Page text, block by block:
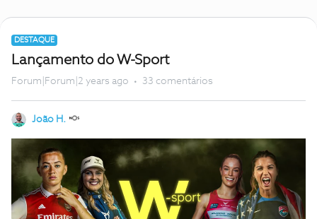
DESTAQUE
Lançamento do W-Sport
Forum|Forum|2 years ago 33 comentários
João H.